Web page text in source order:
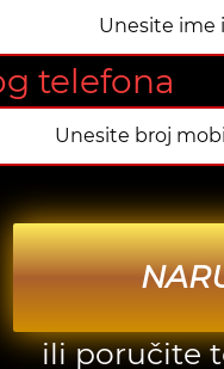
telefona
ili poručite